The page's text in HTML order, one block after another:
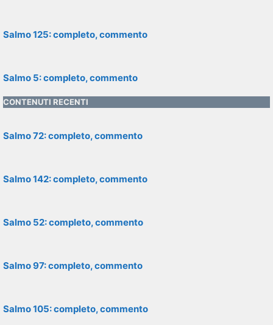
Salmo 125: completo, commento
Salmo 5: completo, commento
CONTENUTI RECENTI
Salmo 72: completo, commento
Salmo 142: completo, commento
Salmo 52: completo, commento
Salmo 97: completo, commento
Salmo 105: completo, commento